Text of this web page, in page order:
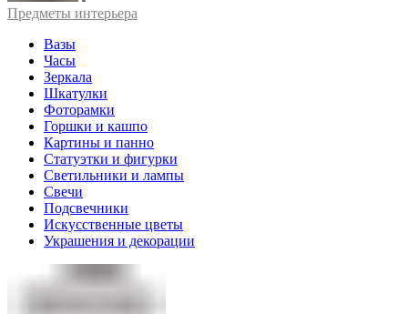
Предметы интерьера
Вазы
Часы
Зеркала
Шкатулки
Фоторамки
Горшки и кашпо
Картины и панно
Статуэтки и фигурки
Светильники и лампы
Свечи
Подсвечники
Искусственные цветы
Украшения и декорации